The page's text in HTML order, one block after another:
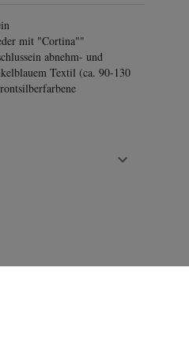
mit "Cortina""
abnehm- und
Textil (ca. 90-130